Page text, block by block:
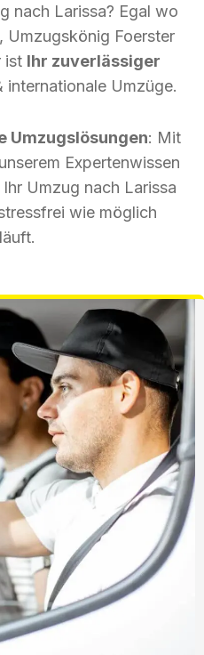
nach Larissa? Egal wo
Umzugskönig Foerster
ist Ihr zuverlässiger
internationale Umzüge.
Umzugslösungen: Mit
Expertenwissen
Umzug nach Larissa
wie möglich